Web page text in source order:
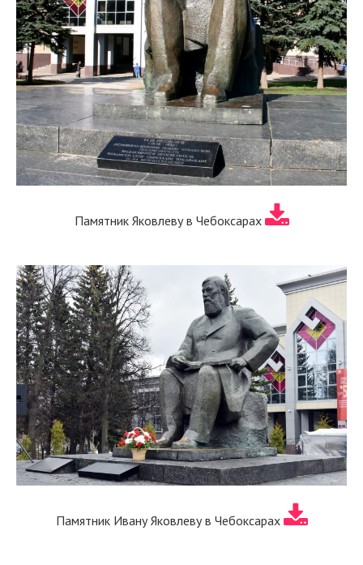
Памятник Яковлеву в Чебоксарах
Памятник Ивану Яковлеву в Чебоксарах